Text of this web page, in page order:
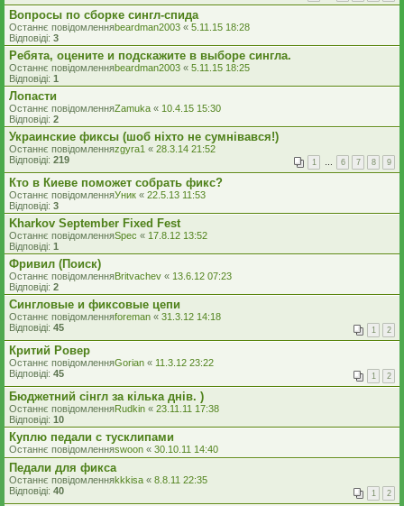
Вопросы по сборке сингл-спида
Останнє повідомленняbeardman2003 « 5.11.15 18:28
Відповіді: 3
Ребята, оцените и подскажите в выборе сингла.
Останнє повідомленняbeardman2003 « 5.11.15 18:25
Відповіді: 1
Лопасти
Останнє повідомленняZamuka « 10.4.15 15:30
Відповіді: 2
Украинские фиксы (шоб ніхто не сумнівався!)
Останнє повідомленняzgyra1 « 28.3.14 21:52
Відповіді: 219 1 … 6 7 8 9
Кто в Киеве поможет собрать фикс?
Останнє повідомленняУник « 22.5.13 11:53
Відповіді: 3
Kharkov September Fixed Fest
Останнє повідомленняSpec « 17.8.12 13:52
Відповіді: 1
Фривил (Поиск)
Останнє повідомленняBritvachev « 13.6.12 07:23
Відповіді: 2
Сингловые и фиксовые цепи
Останнє повідомленняforeman « 31.3.12 14:18
Відповіді: 45 1 2
Критий Ровер
Останнє повідомленняGorian « 11.3.12 23:22
Відповіді: 45 1 2
Бюджетний сінгл за кілька днів. )
Останнє повідомленняRudkin « 23.11.11 17:38
Відповіді: 10
Куплю педали с тусклипами
Останнє повідомленняswoon « 30.10.11 14:40
Педали для фикса
Останнє повідомленняkkkisa « 8.8.11 22:35
Відповіді: 40 1 2